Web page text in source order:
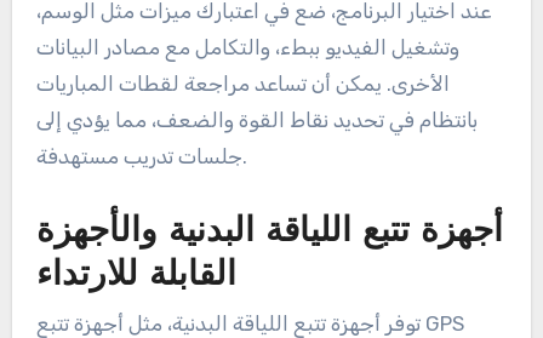
عند اختيار البرنامج، ضع في اعتبارك ميزات مثل الوسم،
وتشغيل الفيديو ببطء، والتكامل مع مصادر البيانات
الأخرى. يمكن أن تساعد مراجعة لقطات المباريات
بانتظام في تحديد نقاط القوة والضعف، مما يؤدي إلى
جلسات تدريب مستهدفة.
أجهزة تتبع اللياقة البدنية والأجهزة
القابلة للارتداء
توفر أجهزة تتبع اللياقة البدنية، مثل أجهزة تتبع GPS